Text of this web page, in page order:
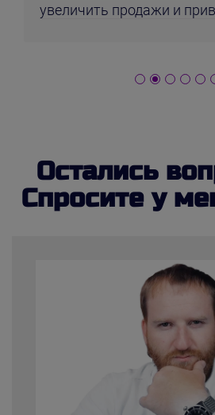
увеличить продажи и
Остались
Спросите у